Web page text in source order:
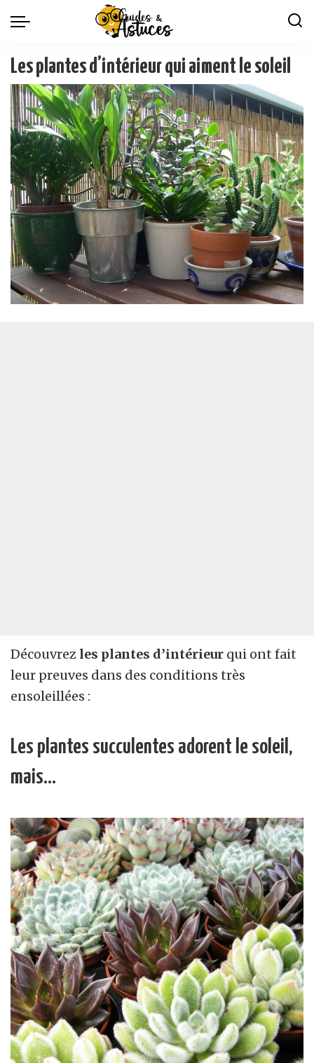
Les plantes d’intérieur qui aiment le soleil
Découvrez les plantes d’intérieur qui ont fait
leur preuves dans des conditions très
ensoleillées :
Les plantes succulentes adorent le soleil,
mais…